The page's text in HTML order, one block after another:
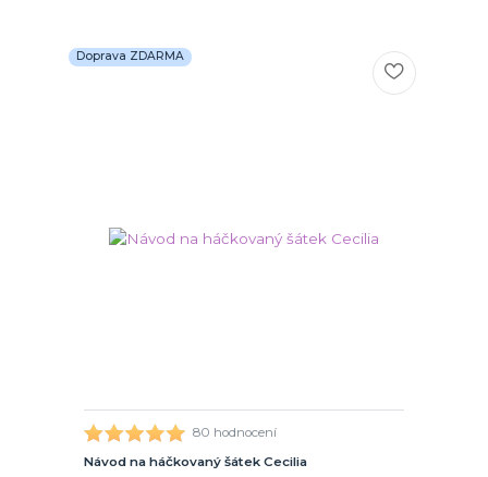
Doprava ZDARMA
80 hodnocení
Návod na háčkovaný šátek Cecilia